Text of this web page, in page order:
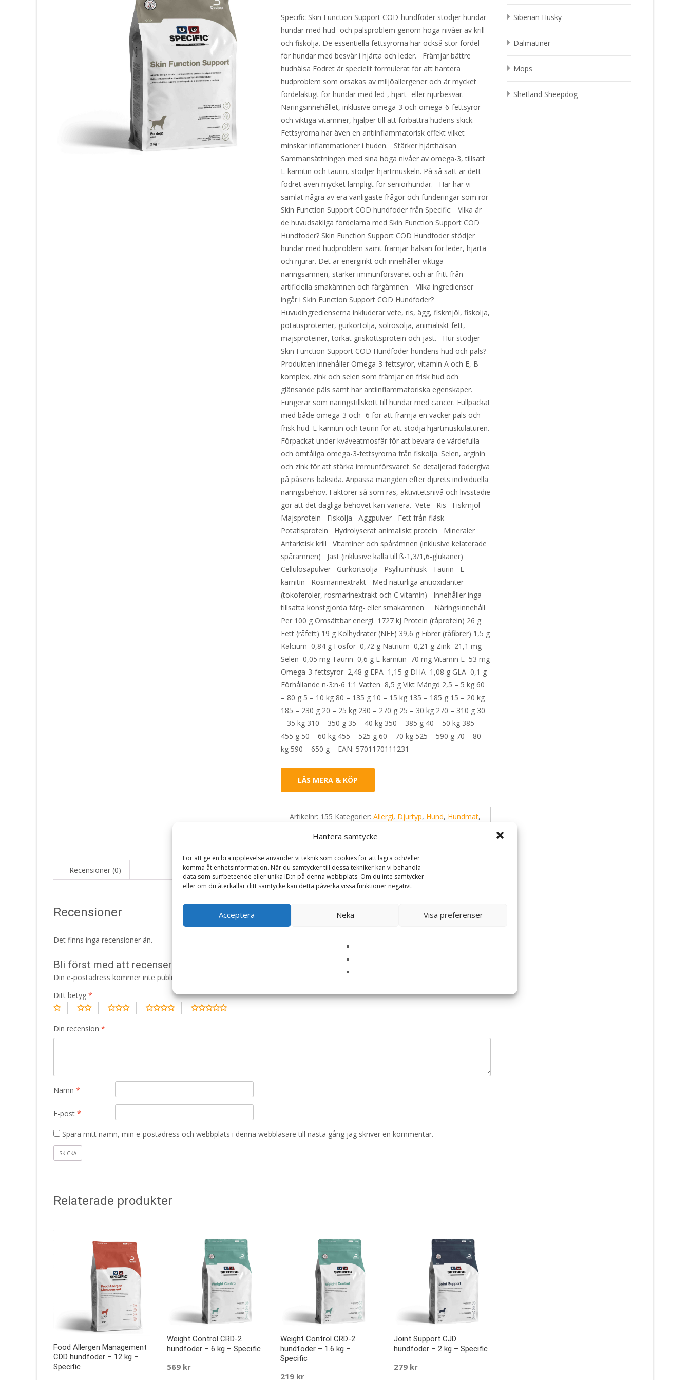
Hantera samtycke
För att ge en bra upplevelse använder vi teknik som cookies för att lagra och/eller
komma åt enhetsinformation. När du samtycker till dessa tekniker kan vi behandla
data som surfbeteende eller unika ID:n på denna webbplats. Om du inte samtycker
eller om du återkallar ditt samtycke kan detta påverka vissa funktioner negativt.
Acceptera Neka Visa preferenser
Specific Skin Function Support COD-hundfoder stödjer hundar
hundar med hud- och pälsproblem genom höga nivåer av krill
och fiskolja. De essentiella fettsyrorna har också stor fördel
för hundar med besvär i hjärta och leder. Främjar bättre
hudhälsa Fodret är speciellt formulerat för att hantera
hudproblem som orsakas av miljöallergener och är mycket
fördelaktigt för hundar med led-, hjärt- eller njurbesvär.
Näringsinnehållet, inklusive omega-3 och omega-6-fettsyror
och viktiga vitaminer, hjälper till att förbättra hudens skick.
Fettsyrorna har även en antiinflammatorisk effekt vilket
minskar inflammationer i huden. Stärker hjärthälsan
Sammansättningen med sina höga nivåer av omega-3, tillsatt
L-karnitin och taurin, stödjer hjärtmuskeln. På så sätt är dett
fodret även mycket lämpligt för seniorhundar. Här har vi
samlat några av era vanligaste frågor och funderingar som rör
Skin Function Support COD hundfoder från Specific: Vilka är
de huvudsakliga fördelarna med Skin Function Support COD
Hundfoder? Skin Function Support COD Hundfoder stödjer
hundar med hudproblem samt främjar hälsan för leder, hjärta
och njurar. Det är energirikt och innehåller viktiga
näringsämnen, stärker immunförsvaret och är fritt från
artificiella smakämnen och färgämnen. Vilka ingredienser
ingår i Skin Function Support COD Hundfoder?
Huvudingredienserna inkluderar vete, ris, ägg, fiskmjöl, fiskolja,
potatisproteiner, gurkörtolja, solrosolja, animaliskt fett,
majsproteiner, torkat grisköttsprotein och jäst. Hur stödjer
Skin Function Support COD Hundfoder hundens hud och päls?
Produkten innehåller Omega-3-fettsyror, vitamin A och E, B-
komplex, zink och selen som främjar en frisk hud och
glänsande päls samt har antiinflammatoriska egenskaper.
Fungerar som näringstillskott till hundar med cancer. Fullpackat
med både omega-3 och -6 för att främja en vacker päls och
frisk hud. L-karnitin och taurin för att stödja hjärtmuskulaturen.
Förpackat under kväveatmosfär för att bevara de värdefulla
och ömtåliga omega-3-fettsyrorna från fiskolja. Selen, arginin
och zink för att stärka immunförsvaret. Se detaljerad fodergiva
på påsens baksida. Anpassa mängden efter djurets individuella
näringsbehov. Faktorer så som ras, aktivitetsnivå och livsstadie
gör att det dagliga behovet kan variera. Vete Ris Fiskmjöl
Majsprotein Fiskolja Äggpulver Fett från fläsk
Potatisprotein Hydrolyserat animaliskt protein Mineraler
Antarktisk krill Vitaminer och spårämnen (inklusive kelaterade
spårämnen) Jäst (inklusive källa till ß-1,3/1,6-glukaner)
Cellulosapulver Gurkörtsolja Psylliumhusk Taurin L-
karnitin Rosmarinextrakt Med naturliga antioxidanter
(tokoferoler, rosmarinextrakt och C vitamin) Innehåller inga
tillsatta konstgjorda färg- eller smakämnen Näringsinnehåll
Per 100 g Omsättbar energi 1727 kJ Protein (råprotein) 26 g
Fett (råfett) 19 g Kolhydrater (NFE) 39,6 g Fibrer (råfibrer) 1,5 g
Kalcium 0,84 g Fosfor 0,72 g Natrium 0,21 g Zink 21,1 mg
Selen 0,05 mg Taurin 0,6 g L-karnitin 70 mg Vitamin E 53 mg
Omega-3-fettsyror 2,48 g EPA 1,15 g DHA 1,08 g GLA 0,1 g
Förhållande n-3:n-6 1:1 Vatten 8,5 g Vikt Mängd 2,5 – 5 kg 60
– 80 g 5 – 10 kg 80 – 135 g 10 – 15 kg 135 – 185 g 15 – 20 kg
185 – 230 g 20 – 25 kg 230 – 270 g 25 – 30 kg 270 – 310 g 30
– 35 kg 310 – 350 g 35 – 40 kg 350 – 385 g 40 – 50 kg 385 –
455 g 50 – 60 kg 455 – 525 g 60 – 70 kg 525 – 590 g 70 – 80
kg 590 – 650 g – EAN: 5701170111231
LÄS MERA & KÖP
Artikelnr: 155 Kategorier:Allergi, Djurtyp, Hund, Hundmat,
Recensioner (0)
Recensioner
Det finns inga recensioner än.
Bli först med att recensera ”Skin Function Support COD hundfoder – 7 kg – Specific”
Din e-postadress kommer inte publiceras.
Ditt betyg *
Din recension *
Namn *
E-post *
Spara mitt namn, min e-postadress och webbplats i denna webbläsare till nästa gång jag skriver en kommentar.
Relaterade produkter
Food Allergen Management
CDD hundfoder – 12 kg –
Specific
Weight Control CRD-2
hundfoder – 6 kg – Specific
569 kr
Weight Control CRD-2
hundfoder – 1.6 kg –
Specific
219 kr
Joint Support CJD
hundfoder – 2 kg – Specific
279 kr
Siberian Husky
Dalmatiner
Mops
Shetland Sheepdog